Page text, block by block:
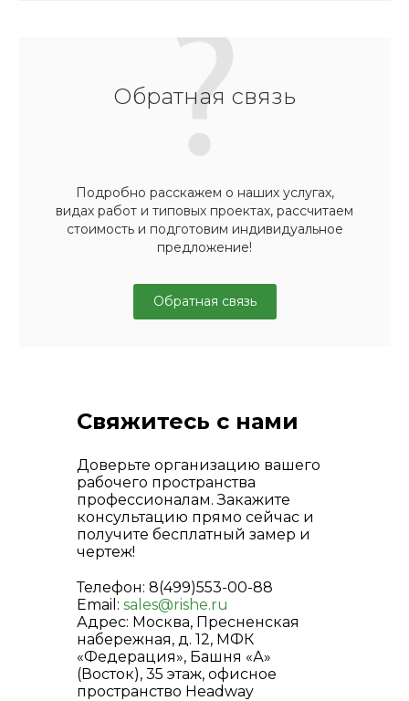
Обратная связь
Подробно расскажем о наших услугах,
видах работ и типовых проектах, рассчитаем
стоимость и подготовим индивидуальное
предложение!
Обратная связь
Доверьте организацию вашего
рабочего пространства
профессионалам. Закажите
консультацию прямо сейчас и
получите бесплатный замер и
чертеж!
Телефон: 8(499)553-00-88
Email: sales@rishe.ru
Адрес: Москва, Пресненская
набережная, д. 12, МФК
«Федерация», Башня «А»
(Восток), 35 этаж, офисное
пространство Headway
Свяжитесь с нами